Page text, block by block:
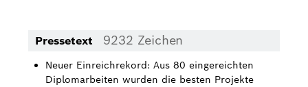
Über uns
Bosch in Österreich
Pressetext 9232 Zeichen
Neuer Einreichrekord: Aus 80 eingereichten
Diplomarbeiten wurden die besten Projekte